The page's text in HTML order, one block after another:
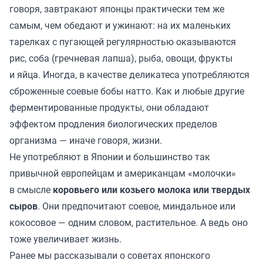
говоря, завтракают японцы практически тем же
самым, чем обедают и ужинают: на их маленьких
тарелках с пугающей регулярностью оказываются
рис, соба (гречневая лапша), рыба, овощи, фрукты
и яйца. Иногда, в качестве деликатеса употребляются
сброженные соевые бобы натто. Как и любые другие
ферментированные продукты, они обладают
эффектом продления биологических пределов
организма — иначе говоря, жизни.
Не употребляют в Японии и большинство так
привычной европейцам и американцам «молочки»
в смысле коровьего или козьего молока или твердых
сыров. Они предпочитают соевое, миндальное или
кокосовое — одним словом, растительное. А ведь оно
тоже увеличивает жизнь.
Ранее мы рассказывали о советах японского